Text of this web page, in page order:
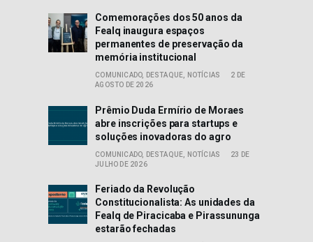
Comemorações dos 50 anos da
Fealq inaugura espaços
permanentes de preservação da
memória institucional
COMUNICADO, DESTAQUE, NOTÍCIAS
2 DE
AGOSTO DE 2026
Prêmio Duda Ermírio de Moraes
abre inscrições para startups e
soluções inovadoras do agro
COMUNICADO, DESTAQUE, NOTÍCIAS
23 DE
JULHO DE 2026
Feriado da Revolução
Constitucionalista: As unidades da
Fealq de Piracicaba e Pirassununga
estarão fechadas